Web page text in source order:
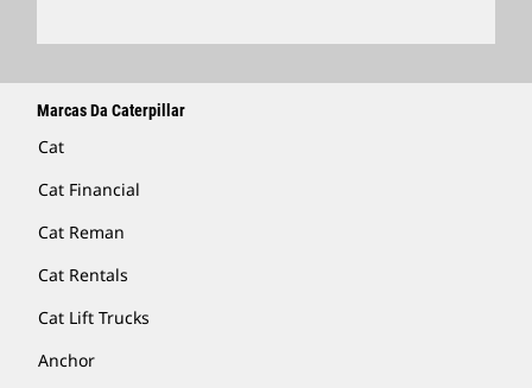
Marcas Da Caterpillar
Cat
Cat Financial
Cat Reman
Cat Rentals
Cat Lift Trucks
Anchor